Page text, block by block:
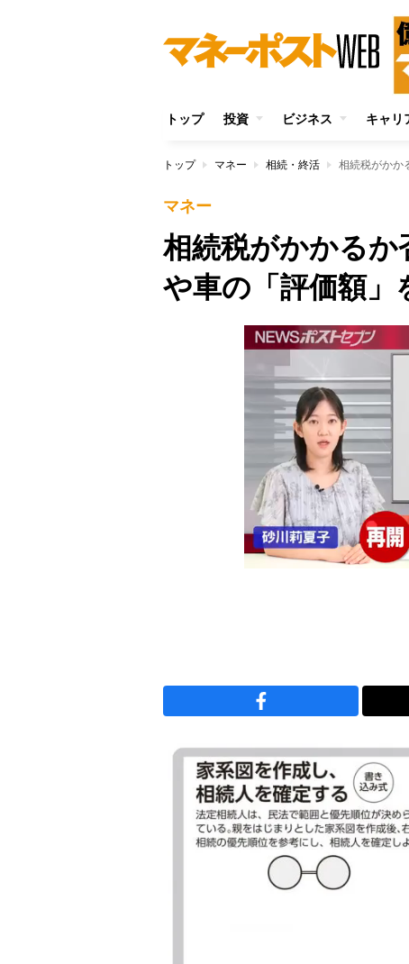
トップ 投資 ビジネス キャリ
トップ マネー 相続・終活 相続税がかか
マネー
相続税がかかる
や車の「評価額」